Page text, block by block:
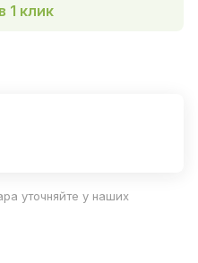
1 клик
уточняйте у наших